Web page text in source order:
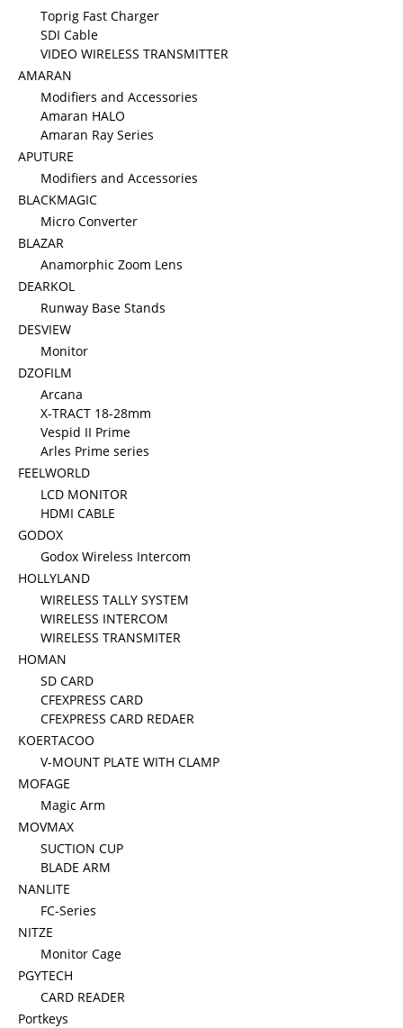
Toprig Fast Charger
SDI Cable
VIDEO WIRELESS TRANSMITTER
AMARAN
Modifiers and Accessories
Amaran HALO
Amaran Ray Series
APUTURE
Modifiers and Accessories
BLACKMAGIC
Micro Converter
BLAZAR
Anamorphic Zoom Lens
DEARKOL
Runway Base Stands
DESVIEW
Monitor
DZOFILM
Arcana
X-TRACT 18-28mm
Vespid II Prime
Arles Prime series
FEELWORLD
LCD MONITOR
HDMI CABLE
GODOX
Godox Wireless Intercom
HOLLYLAND
WIRELESS TALLY SYSTEM
WIRELESS INTERCOM
WIRELESS TRANSMITER
HOMAN
SD CARD
CFEXPRESS CARD
CFEXPRESS CARD REDAER
KOERTACOO
V-MOUNT PLATE WITH CLAMP
MOFAGE
Magic Arm
MOVMAX
SUCTION CUP
BLADE ARM
NANLITE
FC-Series
NITZE
Monitor Cage
PGYTECH
CARD READER
Portkeys